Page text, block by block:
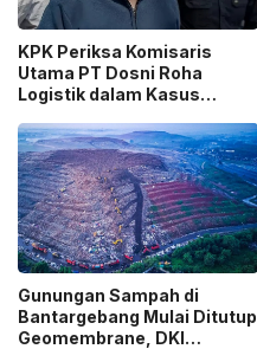
KPK Periksa Komisaris
Utama PT Dosni Roha
Logistik dalam Kasus
Pengangkutan Bansos!
Gunungan Sampah di
Bantargebang Mulai Ditutup
Geomembrane, DKI